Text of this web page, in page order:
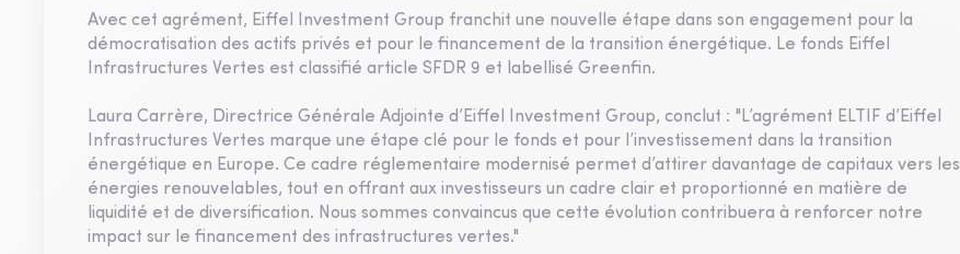
Avec cet agrément, Eiffel Investment Group franchit une nouvelle étape dans son engagement pour la
démocratisation des actifs privés et pour le financement de la transition énergétique. Le fonds Eiffel
Infrastructures Vertes est classifié article SFDR 9 et labellisé Greenfin.
Laura Carrère, Directrice Générale Adjointe d’Eiffel Investment Group, conclut : "L’agrément ELTIF d’Eiffel
Infrastructures Vertes marque une étape clé pour le fonds et pour l’investissement dans la transition
énergétique en Europe. Ce cadre réglementaire modernisé permet d’attirer davantage de capitaux vers les
énergies renouvelables, tout en offrant aux investisseurs un cadre clair et proportionné en matière de
liquidité et de diversification. Nous sommes convaincus que cette évolution contribuera à renforcer notre
impact sur le financement des infrastructures vertes."